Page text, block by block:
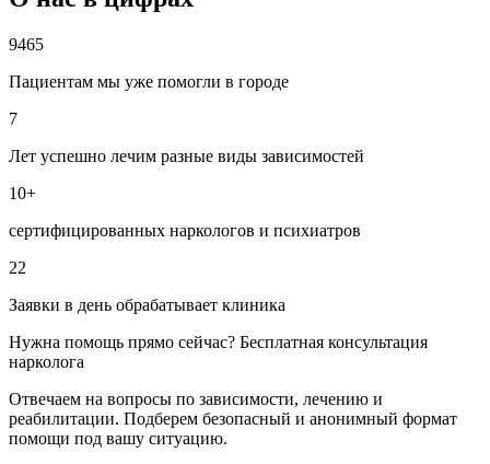
9465
Пациентам мы уже помогли в городе
7
Лет успешно лечим разные виды зависимостей
10+
сертифицированных наркологов и психиатров
22
Заявки в день обрабатывает клиника
Нужна помощь прямо сейчас? Бесплатная консультация
нарколога
Отвечаем на вопросы по зависимости, лечению и
реабилитации. Подберем безопасный и анонимный формат
помощи под вашу ситуацию.